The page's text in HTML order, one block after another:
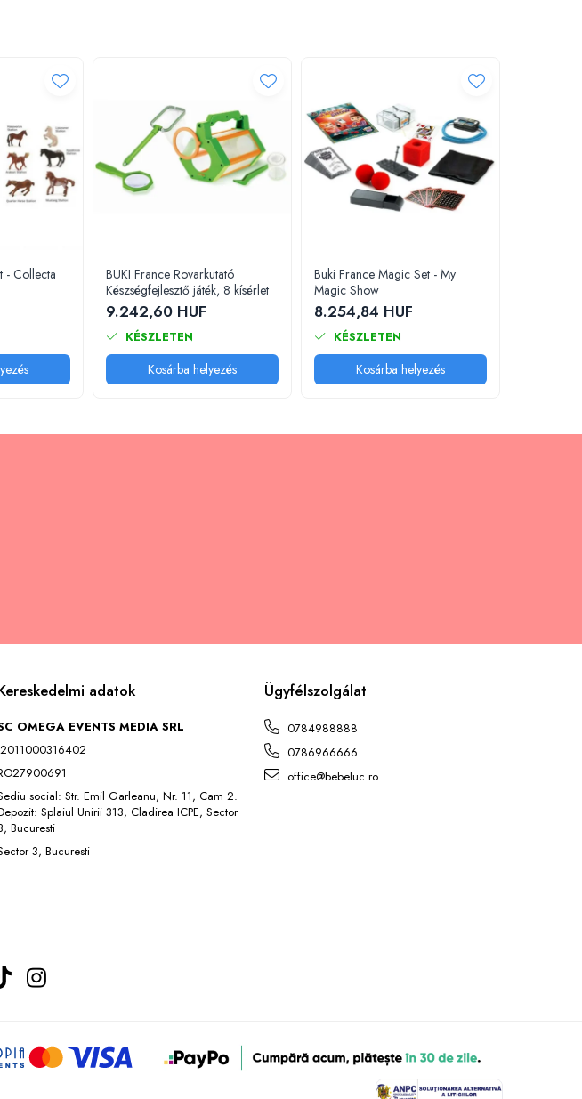
- Collecta
BUKI France Rovarkutató
Készségfejlesztő játék, 8 kísérlet
9.242,60 HUF
KÉSZLETEN
Kosárba helyezés
Buki France Magic Set - My
Magic Show
8.254,84 HUF
KÉSZLETEN
Kosárba helyezés
adatok
OMEGA EVENTS MEDIA SRL
social: Str. Emil Garleanu, Nr. 11, Cam 2.
Splaiul Unirii 313, Cladirea ICPE, Sector
Bucuresti
3, Bucuresti
Ügyfélszolgálat
0784988888
0786966666
office@bebeluc.ro